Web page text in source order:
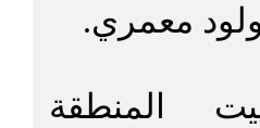
معمري.
المنطقة